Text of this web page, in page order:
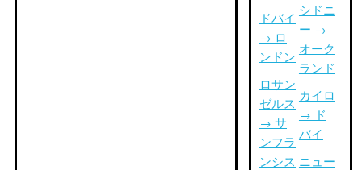
ドバイ
→ ロ
ンドン
ロサン
ゼルス
→ サ
ンフラ
ンシス
シドニ
ー →
オーク
ランド
カイロ
→ ド
バイ
ニュー